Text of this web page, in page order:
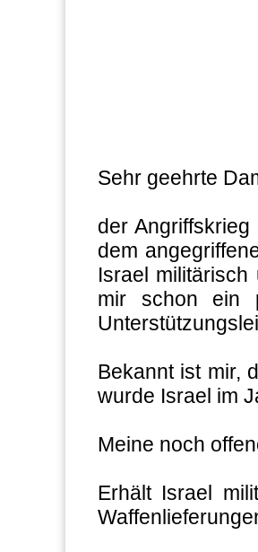
Sehr geehrte
der
dem
Israel
mir schon ein
Bekannt ist mir,
wurde Israel im
Meine noch
Erhält Israel